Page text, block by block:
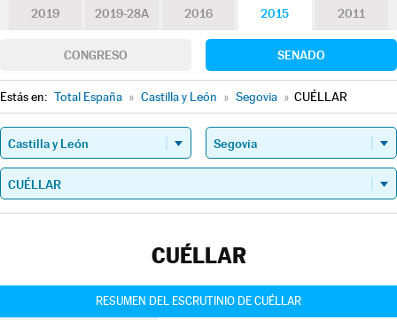
2019 2019-28A 2016 2015 2011
CONGRESO SENADO
Estás en: Total España » Castilla y León » Segovia » CUÉLLAR
CUÉLLAR
RESUMEN DEL ESCRUTINIO DE CUÉLLAR